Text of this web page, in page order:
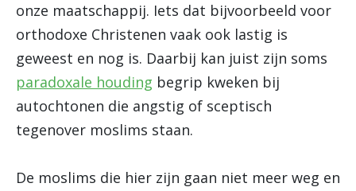
onze maatschappij. Iets dat bijvoorbeeld voor
orthodoxe Christenen vaak ook lastig is
geweest en nog is. Daarbij kan juist zijn soms
paradoxale houding begrip kweken bij
autochtonen die angstig of sceptisch
tegenover moslims staan.
De moslims die hier zijn gaan niet meer weg en